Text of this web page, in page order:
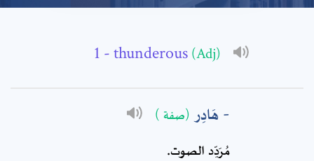
- thunderous (Adj)
هَادِر (صفة )
مُرَدِّد الصوت‏.